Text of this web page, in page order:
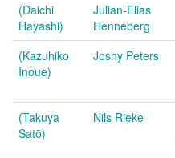
(Daichi
Hayashi)
Julian-Elias
Henneberg
(Kazuhiko
Inoue)
Joshy Peters
(Takuya
Satō)
Nils Rieke